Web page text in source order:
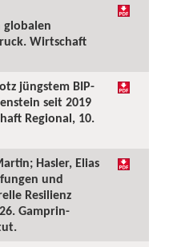
globalen
Wirtschaft
jüngstem BIP-
seit 2019
Regional, 10.
Hasler, Elias
und
Resilienz
Gamprin-